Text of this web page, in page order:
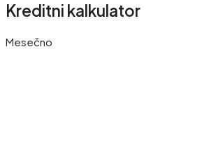
Kreditni kalkulator
Mesečno